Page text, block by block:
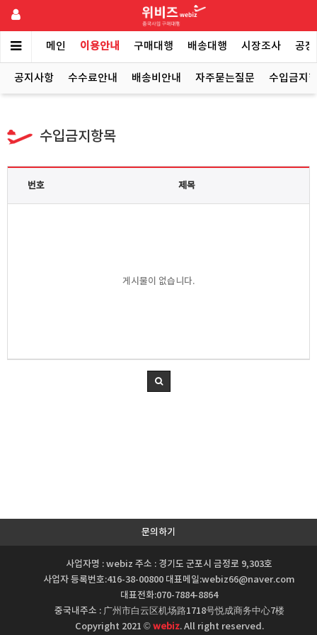
메인 이용안내 구매대행 배송대행 시장조사 공
공지사항 수수료안내 배송비안내 자주묻는질문 수입금지
수입금지항목
번호 제목
게시물이 없습니다.
문의하기
사업자명 : webiz 주소 : 경기도 군포시 금정로 9,303호
사업자 등록번호:416-38-00800 대표메일:webiz66@naver.com
대표전화:070-7884-8864
중국내주소 : 广州市白云区机场路1718号悦成商务中心7楼
Copyright 2021 ©webiz. All right reserved.